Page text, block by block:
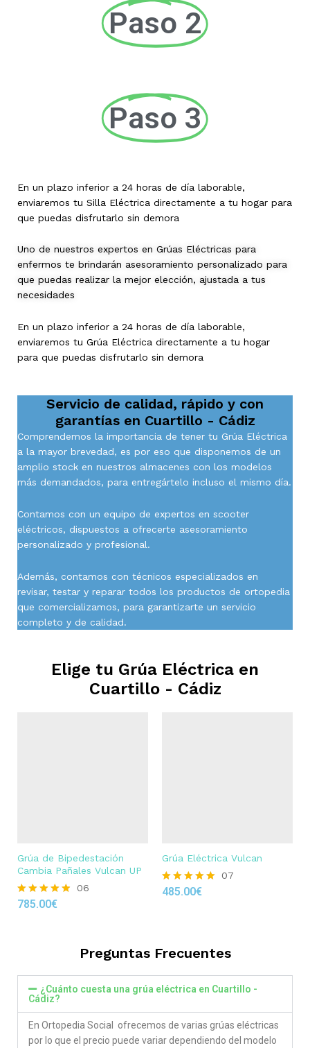
Paso 2
Paso 3
En un plazo inferior a 24 horas de día laborable,
enviaremos tu Silla Eléctrica directamente a tu hogar para
que puedas disfrutarlo sin demora
Uno de nuestros expertos en Grúas Eléctricas para
enfermos te brindarán asesoramiento personalizado para
que puedas realizar la mejor elección, ajustada a tus
necesidades
En un plazo inferior a 24 horas de día laborable,
enviaremos tu Grúa Eléctrica directamente a tu hogar
para que puedas disfrutarlo sin demora
Servicio de calidad, rápido y con
garantías en Cuartillo - Cádiz
Comprendemos la importancia de tener tu Grúa Eléctrica
a la mayor brevedad, es por eso que disponemos de un
amplio stock en nuestros almacenes con los modelos
más demandados, para entregártelo incluso el mismo día.
Contamos con un equipo de expertos en scooter
eléctricos, dispuestos a ofrecerte asesoramiento
personalizado y profesional.
Además, contamos con técnicos especializados en
revisar, testar y reparar todos los productos de ortopedia
que comercializamos, para garantizarte un servicio
completo y de calidad.
Elige tu Grúa Eléctrica en
Cuartillo - Cádiz
Grúa de Bipedestación
Cambia Pañales Vulcan UP
Rated
06
785.00€
Grúa Eléctrica Vulcan
Rated
07
485.00€
Preguntas Frecuentes
¿Cuánto cuesta una grúa eléctrica en Cuartillo -
Cádiz?
En Ortopedia Social ofrecemos de varias grúas eléctricas
por lo que el precio puede variar dependiendo del modelo